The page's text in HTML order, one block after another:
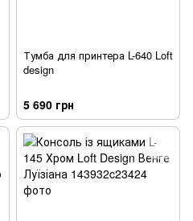
Тумба для принтера L-640 Loft
design
5 690 грн